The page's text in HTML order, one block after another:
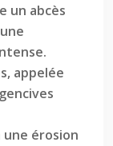
un abcès
appelée
érosion